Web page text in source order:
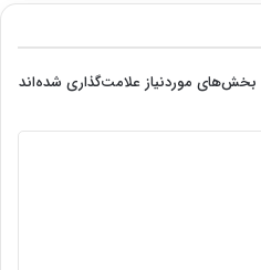
بخش‌های موردنیاز علامت‌گذاری شده‌اند